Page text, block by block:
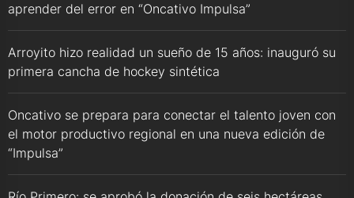
aprender del error en “Oncativo Impulsa”
Arroyito hizo realidad un sueño de 15 años: inauguró su
primera cancha de hockey sintética
Oncativo se prepara para conectar el talento joven con
el motor productivo regional en una nueva edición de
“Impulsa”